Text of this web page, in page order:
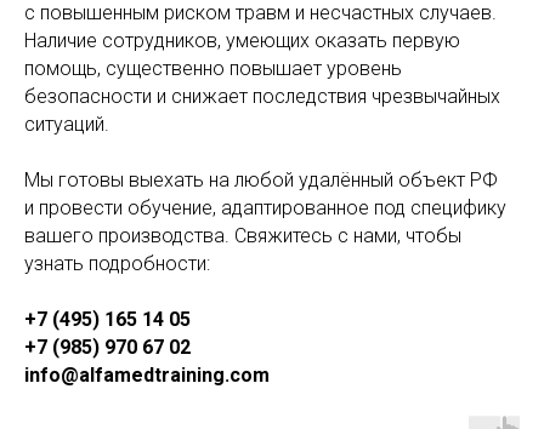
с повышенным риском травм и несчастных случаев.
Наличие сотрудников, умеющих оказать первую
помощь, существенно повышает уровень
безопасности и снижает последствия чрезвычайных
ситуаций.
Мы готовы выехать на любой удалённый объект РФ
и провести обучение, адаптированное под специфику
вашего производства. Свяжитесь с нами, чтобы
узнать подробности:
+7 (495) 165 14 05
+7 (985) 970 67 02
info@alfamedtraining.com